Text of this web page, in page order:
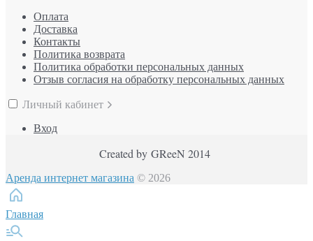
Оплата
Доставка
Контакты
Политика возврата
Политика обработки персональных данных
Отзыв согласия на обработку персональных данных
Личный кабинет
Вход
Created by GReeN 2014
Аренда интернет магазина © 2026
Главная